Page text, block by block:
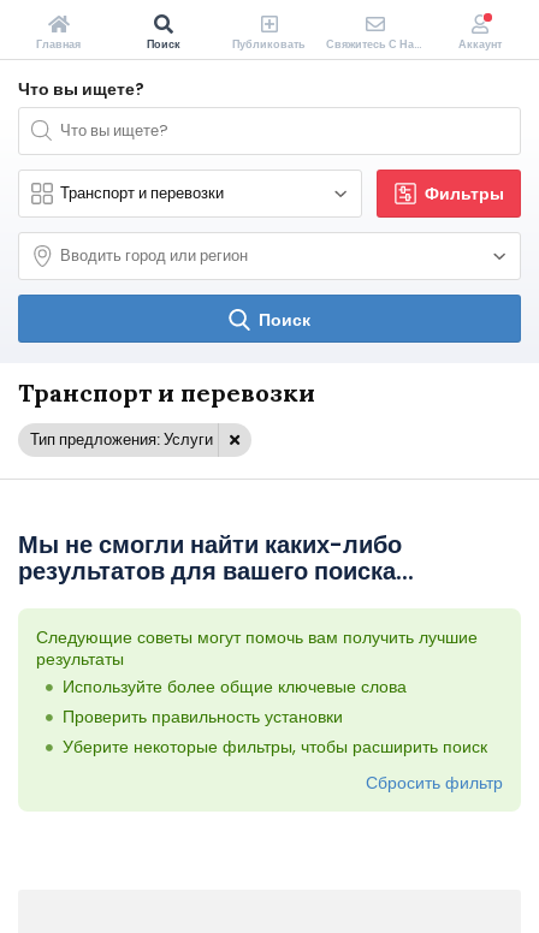
Что вы ищете?
Фильтры
Поиск
Транспорт и перевозки
Тип предложения: Услуги
Мы не смогли найти каких-либо
результатов для вашего поиска...
Следующие советы могут помочь вам получить лучшие
результаты
Используйте более общие ключевые слова
Проверить правильность установки
Уберите некоторые фильтры, чтобы расширить поиск
Сбросить фильтр
Главная Поиск Публиковать Свяжитесь С Нами Аккаунт